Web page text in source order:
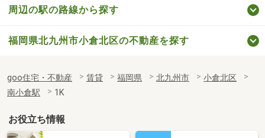
周辺の駅の路線から探す
福岡県北九州市小倉北区の不動産を探す
goo住宅・不動産 賃貸 福岡県 北九州市
小倉北区
南小倉駅
1K
お役立ち情報